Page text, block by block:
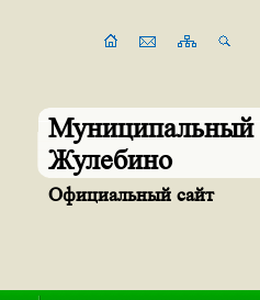
Муниципальный
Жулебино
Официальный сайт